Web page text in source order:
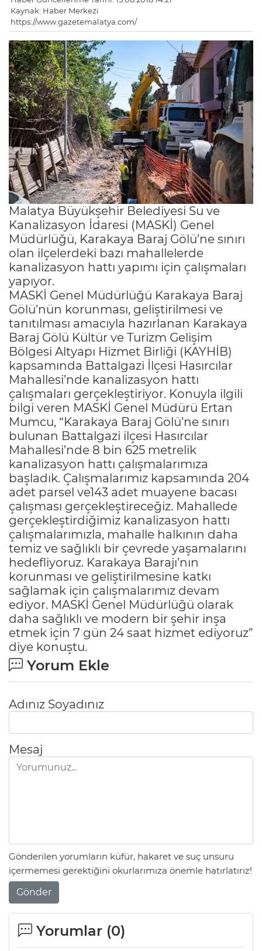
Kaynak: Haber Merkezi
https://www.gazetemalatya.com/
Malatya Büyükşehir Belediyesi Su ve
Kanalizasyon İdaresi (MASKİ) Genel
Müdürlüğü, Karakaya Baraj Gölü’ne sınırı
olan ilçelerdeki bazı mahallelerde
kanalizasyon hattı yapımı için çalışmaları
yapıyor.
MASKİ Genel Müdürlüğü Karakaya Baraj
Gölü’nün korunması, geliştirilmesi ve
tanıtılması amacıyla hazırlanan Karakaya
Baraj Gölü Kültür ve Turizm Gelişim
Bölgesi Altyapı Hizmet Birliği (KAYHİB)
kapsamında Battalgazi İlçesi Hasırcılar
Mahallesi’nde kanalizasyon hattı
çalışmaları gerçekleştiriyor. Konuyla ilgili
bilgi veren MASKİ Genel Müdürü Ertan
Mumcu, “Karakaya Baraj Gölü’ne sınırı
bulunan Battalgazi ilçesi Hasırcılar
Mahallesi’nde 8 bin 625 metrelik
kanalizasyon hattı çalışmalarımıza
başladık. Çalışmalarımız kapsamında 204
adet parsel ve143 adet muayene bacası
çalışması gerçekleştireceğiz. Mahallede
gerçekleştirdiğimiz kanalizasyon hattı
çalışmalarımızla, mahalle halkının daha
temiz ve sağlıklı bir çevrede yaşamalarını
hedefliyoruz. Karakaya Barajı’nın
korunması ve geliştirilmesine katkı
sağlamak için çalışmalarımız devam
ediyor. MASKİ Genel Müdürlüğü olarak
daha sağlıklı ve modern bir şehir inşa
etmek için 7 gün 24 saat hizmet ediyoruz”
diye konuştu.
Yorum Ekle
Adınız Soyadınız
Mesaj
Gönderilen yorumların küfür, hakaret ve suç unsuru
içermemesi gerektiğini okurlarımıza önemle hatırlatırız!
Gönder
Yorumlar (0)